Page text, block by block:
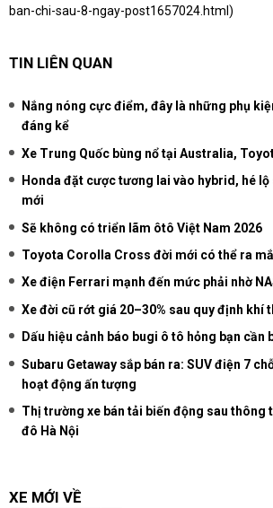
ban-chi-sau-8-ngay-post1657024.html )
TIN LIÊN QUAN
Nắng nóng cực điểm, đây là những phụ
đáng kể
Xe Trung Quốc bùng nổ tại Australia,
Honda đặt cược tương lai vào hybrid, hé lộ
mới
Sẽ không có triển lãm ôtô Việt Nam 2026
Toyota Corolla Cross đời mới có thể ra
Xe điện Ferrari mạnh đến mức phải nhờ
Xe đời cũ rớt giá 20–30% sau quy định khí
Dấu hiệu cảnh báo bugi ô tô hỏng bạn cần
Subaru Getaway sắp bán ra: SUV điện 7
hoạt động ấn tượng
Thị trường xe bán tải biến động sau thông
đô Hà Nội
XE MỚI VỀ